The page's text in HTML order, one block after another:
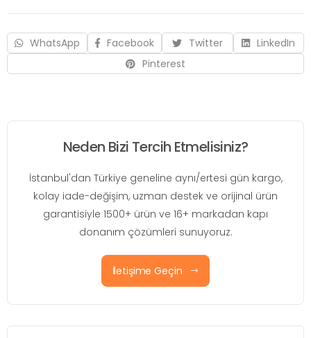
WhatsApp Facebook Twitter
LinkedIn
Pinterest
Neden Bizi Tercih Etmelisiniz?
İstanbul'dan Türkiye geneline aynı/ertesi gün kargo,
kolay iade-değişim, uzman destek ve orijinal ürün
garantisiyle 1500+ ürün ve 16+ markadan kapı
donanım çözümleri sunuyoruz.
İletişime Geçin